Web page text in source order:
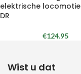
elektrische
DR
€124.95
Wist u dat